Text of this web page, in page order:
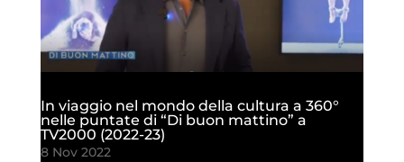
In viaggio nel mondo della cultura a 360°
nelle puntate di “Di buon mattino” a
TV2000 (2022-23)
8 Nov 2022